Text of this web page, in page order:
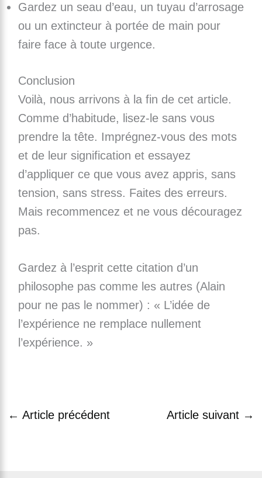
Gardez un seau d’eau, un tuyau d’arrosage
ou un extincteur à portée de main pour
faire face à toute urgence.
Conclusion
Voilà, nous arrivons à la fin de cet article.
Comme d’habitude, lisez-le sans vous
prendre la tête. Imprégnez-vous des mots
et de leur signification et essayez
d’appliquer ce que vous avez appris, sans
tension, sans stress. Faites des erreurs.
Mais recommencez et ne vous découragez
pas.
Gardez à l’esprit cette citation d’un
philosophe pas comme les autres (Alain
pour ne pas le nommer) : « L’idée de
l’expérience ne remplace nullement
l’expérience. »
← Article précédent Article suivant →